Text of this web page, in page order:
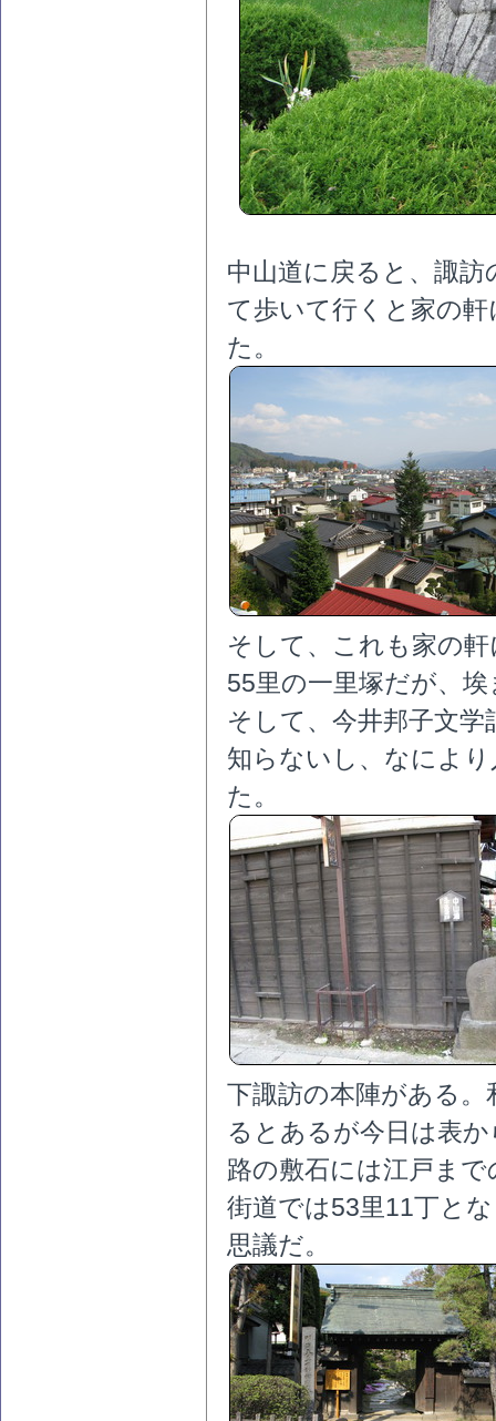
中山道に戻ると、諏
て歩いて行くと家の
た。
そして、これも家の
55里の一里塚だが、
そして、今井邦子文
知らないし、なによ
た。
下諏訪の本陣がある
るとあるが今日は表
路の敷石には江戸ま
街道では53里11丁と
思議だ。